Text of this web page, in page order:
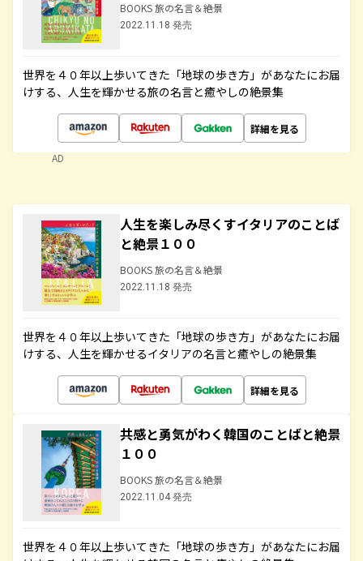
BOOKS 旅の名言＆絶景
2022.11.18 発売
世界を４０年以上歩いてきた「地球の歩き方」があなたにお届
けする、人生を輝かせる旅の名言と癒やしの絶景集
詳細を見る
AD
人生を楽しみ尽くすイタリアのことば
と絶景１００
BOOKS 旅の名言＆絶景
2022.11.18 発売
世界を４０年以上歩いてきた「地球の歩き方」があなたにお届
けする、人生を輝かせるイタリアの名言と癒やしの絶景集
詳細を見る
共感と勇気がわく韓国のことばと絶景
１００
BOOKS 旅の名言＆絶景
2022.11.04 発売
世界を４０年以上歩いてきた「地球の歩き方」があなたにお届